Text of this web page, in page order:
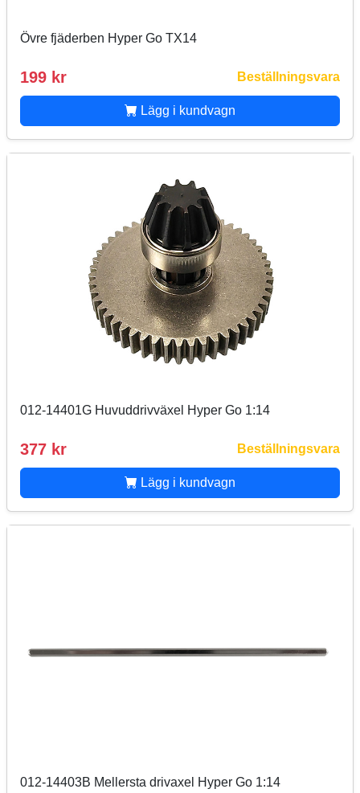
Övre fjäderben Hyper Go TX14
199 kr Beställningsvara
Lägg i kundvagn
012-14401G Huvuddrivväxel Hyper Go 1:14
377 kr Beställningsvara
Lägg i kundvagn
012-14403B Mellersta drivaxel Hyper Go 1:14